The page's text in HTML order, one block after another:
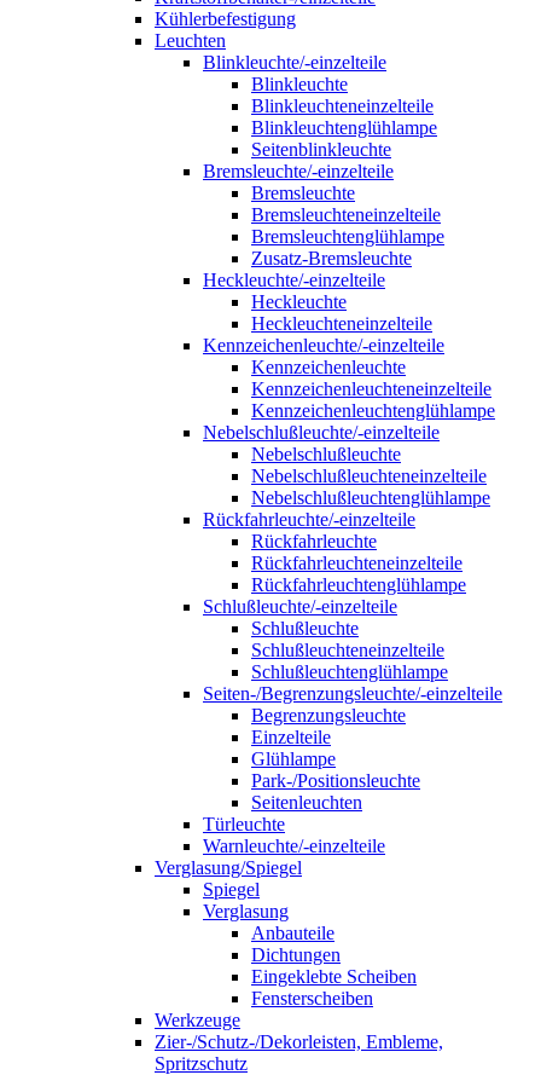
Kühlerbefestigung
Leuchten
Blinkleuchte/-einzelteile
Blinkleuchte
Blinkleuchteneinzelteile
Blinkleuchtenglühlampe
Seitenblinkleuchte
Bremsleuchte/-einzelteile
Bremsleuchte
Bremsleuchteneinzelteile
Bremsleuchtenglühlampe
Zusatz-Bremsleuchte
Heckleuchte/-einzelteile
Heckleuchte
Heckleuchteneinzelteile
Kennzeichenleuchte/-einzelteile
Kennzeichenleuchte
Kennzeichenleuchteneinzelteile
Kennzeichenleuchtenglühlampe
Nebelschlußleuchte/-einzelteile
Nebelschlußleuchte
Nebelschlußleuchteneinzelteile
Nebelschlußleuchtenglühlampe
Rückfahrleuchte/-einzelteile
Rückfahrleuchte
Rückfahrleuchteneinzelteile
Rückfahrleuchtenglühlampe
Schlußleuchte/-einzelteile
Schlußleuchte
Schlußleuchteneinzelteile
Schlußleuchtenglühlampe
Seiten-/Begrenzungsleuchte/-einzelteile
Begrenzungsleuchte
Einzelteile
Glühlampe
Park-/Positionsleuchte
Seitenleuchten
Türleuchte
Warnleuchte/-einzelteile
Verglasung/Spiegel
Spiegel
Verglasung
Anbauteile
Dichtungen
Eingeklebte Scheiben
Fensterscheiben
Werkzeuge
Zier-/Schutz-/Dekorleisten, Embleme,
Spritzschutz